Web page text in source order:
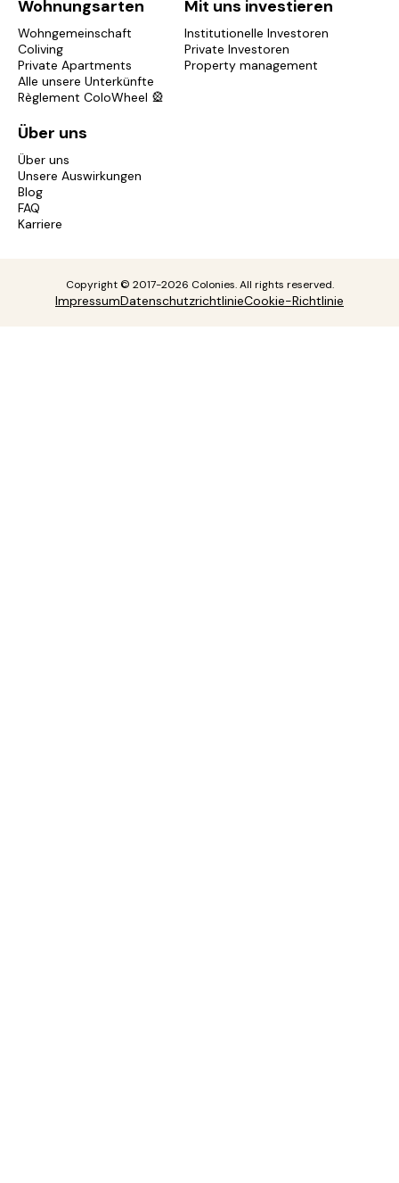
Wohnungsarten
Wohngemeinschaft
Coliving
Private Apartments
Alle unsere Unterkünfte
Règlement ColoWheel 🎡
Mit uns investieren
Institutionelle Investoren
Private Investoren
Property management
Über uns
Über uns
Unsere Auswirkungen
Blog
FAQ
Karriere
Copyright © 2017-2026 Colonies. All rights reserved.
ImpressumDatenschutzrichtlinieCookie-Richtlinie